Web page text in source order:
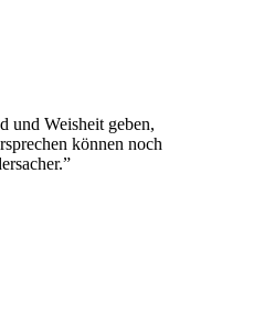
und Weisheit geben,
können noch
”